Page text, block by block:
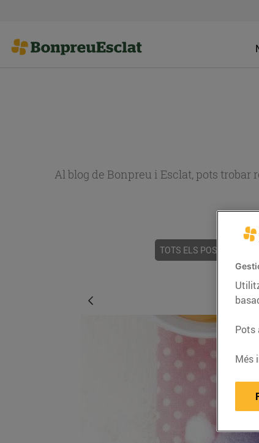
Al blog de Bonpreu i Esclat, pots
TOTS ELS POSTS
Pots
Més